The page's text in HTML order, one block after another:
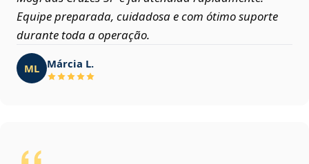
Equipe preparada, cuidadosa e com ótimo suporte
durante toda a operação.
ML Márcia L.